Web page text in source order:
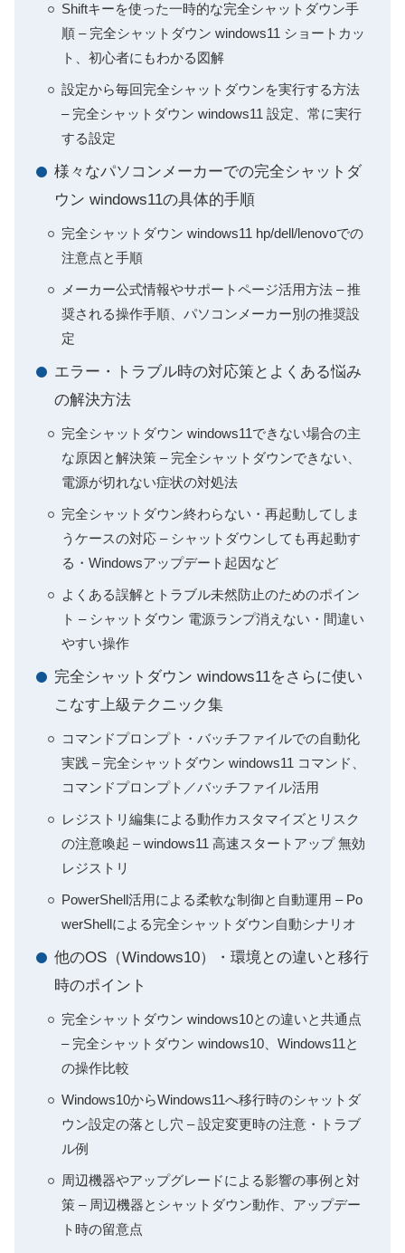
Shiftキーを使った一時的な完全シャットダウン手
順 – 完全シャットダウン windows11 ショートカッ
ト、初心者にもわかる図解
設定から毎回完全シャットダウンを実行する方法
– 完全シャットダウン windows11 設定、常に実行
する設定
様々なパソコンメーカーでの完全シャットダ
ウン windows11の具体的手順
完全シャットダウン windows11 hp/dell/lenovoでの
注意点と手順
メーカー公式情報やサポートページ活用方法 – 推
奨される操作手順、パソコンメーカー別の推奨設
定
エラー・トラブル時の対応策とよくある悩み
の解決方法
完全シャットダウン windows11できない場合の主
な原因と解決策 – 完全シャットダウンできない、
電源が切れない症状の対処法
完全シャットダウン終わらない・再起動してしま
うケースの対応 – シャットダウンしても再起動す
る・Windowsアップデート起因など
よくある誤解とトラブル未然防止のためのポイン
ト – シャットダウン 電源ランプ消えない・間違い
やすい操作
完全シャットダウン windows11をさらに使い
こなす上級テクニック集
コマンドプロンプト・バッチファイルでの自動化
実践 – 完全シャットダウン windows11 コマンド、
コマンドプロンプト／バッチファイル活用
レジストリ編集による動作カスタマイズとリスク
の注意喚起 – windows11 高速スタートアップ 無効
レジストリ
PowerShell活用による柔軟な制御と自動運用 – Po
werShellによる完全シャットダウン自動シナリオ
他のOS（Windows10）・環境との違いと移行
時のポイント
完全シャットダウン windows10との違いと共通点
– 完全シャットダウン windows10、Windows11と
の操作比較
Windows10からWindows11へ移行時のシャットダ
ウン設定の落とし穴 – 設定変更時の注意・トラブ
ル例
周辺機器やアップグレードによる影響の事例と対
策 – 周辺機器とシャットダウン動作、アップデー
ト時の留意点